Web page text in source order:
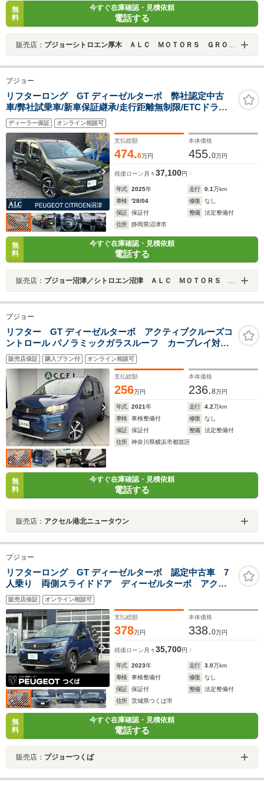
無
料
今すぐ在庫確認・見積依頼
電話する
販売店： プジョーシトロエン厚木 ＡＬＣ ＭＯＴＯＲＳ ＧＲＯＵＰ
プジョー
リフターロング GT ディーゼルターボ 弊社認定中古
車/弊社試乗車/新車保証継承/走行距離無制限/ETCドラレ
コ前後付/バックカメラ/360°コーナーセンサー/両側スライ
ドドア/ディーゼル車
ディーラー保証 オンライン相談可
支払総額
474.6万円
本体価格
455.0万円
残価ローン 月々37,100円
年式 2025年 走行 0.1万km
車検
'28/04 修復
なし
保証
保証付 整備
法定整備付
住所
静岡県沼津市
無
料
今すぐ在庫確認・見積依頼
電話する
販売店： プジョー沼津／シトロエン沼津 ＡＬＣ ＭＯＴＯＲＳ ＧＲＯＵＰ
プジョー
リフター GT ディーゼルターボ アクティブクルーズコ
ントロール パノラミックガラスルーフ カープレイ対応
ディスプレイオーディオ サイド&Bカメラ レーン&ブ
ラインドアシスト 純正17インチアルミ スマートキ
ー フォグランプ パドルシフト
販売店保証 購入プラン付 オンライン相談可
支払総額
256万円
本体価格
236.8万円
年式 2021年 走行 4.2万km
車検
車検整備付 修復
なし
保証
保証付 整備
法定整備付
住所
神奈川県横浜市都筑区
無
料
今すぐ在庫確認・見積依頼
電話する
販売店： アクセル港北ニュータウン
プジョー
リフターロング GT ディーゼルターボ 認定中古車 7
人乗り 両側スライドドア ディーゼルターボ アクテ
ィブクルーズコントロール レーンキープアシスト ブ
ラインドスポットモニター ステアリングパドルシフ
ト ETC車載器 Apple CarPlay
販売店保証 オンライン相談可
支払総額
378万円
本体価格
338.0万円
残価ローン 月々35,700円
年式 2023年 走行 3.0万km
車検
車検整備付 修復
なし
保証
保証付 整備
法定整備付
住所
茨城県つくば市
無
料
今すぐ在庫確認・見積依頼
電話する
販売店： プジョーつくば